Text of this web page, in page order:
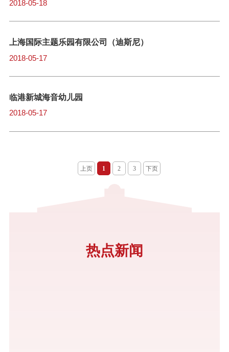
2018-05-18
上海国际主题乐园有限公司（迪斯尼）
2018-05-17
临港新城海音幼儿园
2018-05-17
上页 1 2 3 下页
热点新闻